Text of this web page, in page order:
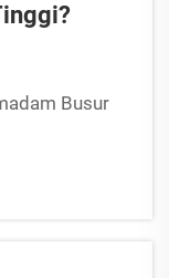
Busur
sulfur
ini, yaitu